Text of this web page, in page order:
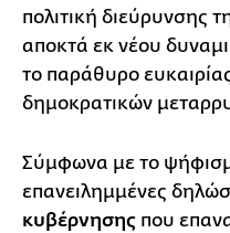
πολιτική διεύρυνσης
αποκτά εκ νέου
το παράθυρο
δημοκρατικών
Σύμφωνα με το
επανειλημμένες
κυβέρνησης που